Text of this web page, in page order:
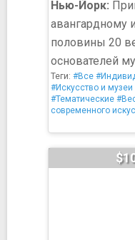
Нью-Йорк:
авангардному
половины 20
основателей
Теги: #Все
#Искусство и музеи
#Тематические
современного